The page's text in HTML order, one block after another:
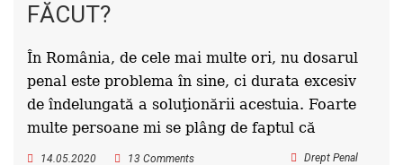
FĂCUT?
În România, de cele mai multe ori, nu dosarul
penal este problema în sine, ci durata excesiv
de îndelungată a soluţionării acestuia. Foarte
multe persoane mi se plâng de faptul că
14.05.2020 Drept Penal
13 Comments